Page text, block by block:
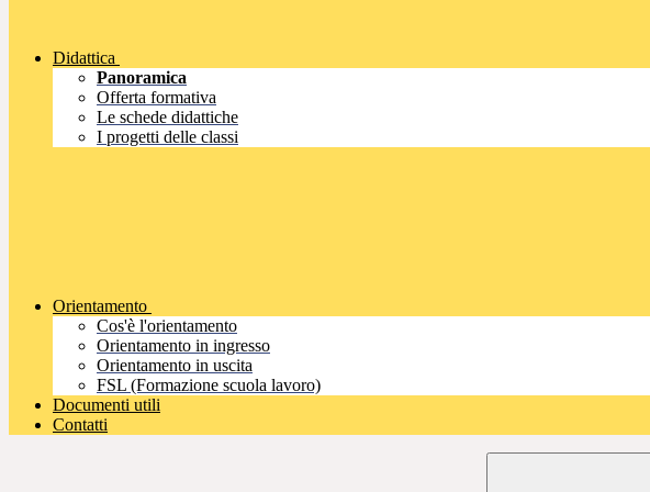
Didattica
Panoramica
Offerta formativa
Le schede didattiche
I progetti delle classi
Orientamento
Cos'è l'orientamento
Orientamento in ingresso
Orientamento in uscita
FSL (Formazione scuola lavoro)
Documenti utili
Contatti